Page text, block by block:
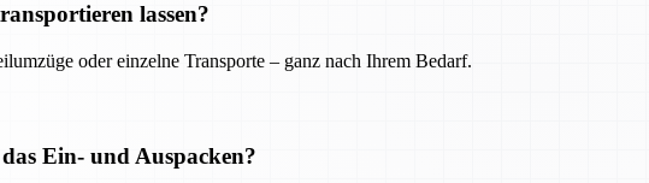
lassen?
oder einzelne Transporte – ganz nach Ihrem Bedarf.
Ein- und Auspacken?